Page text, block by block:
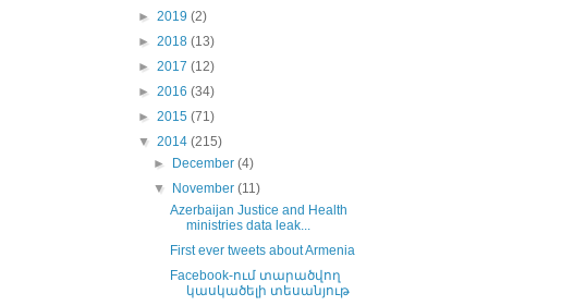
► 2019 (2)
► 2018 (13)
► 2017 (12)
► 2016 (34)
► 2015 (71)
▼ 2014 (215)
► December(4)
▼ November(11)
Azerbaijan Justice and Health
ministries data leak...
First ever tweets about Armenia
Facebook-ում տարածվող
կասկածելի տեսանյութ